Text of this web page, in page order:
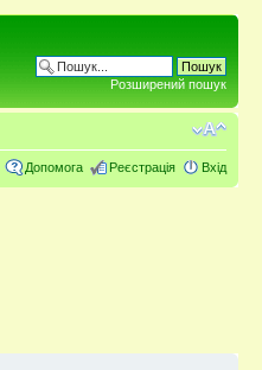
Розширений пошук
Допомога Реєстрація Вхід